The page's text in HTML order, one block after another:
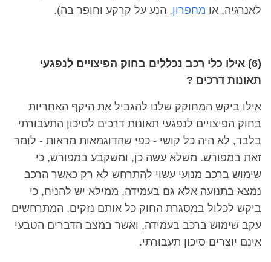
לאנרגיה, או מחפרון, הנע על קרקע וחופר בה).
(6) אילו כלי רכב נכללים בחוק הפיצויים לנפגעי
תאונות דרכים ?
אילו ביקש המחוקק שלנו להגביל את היקף האחריות
בחוק הפיצויים לנפגעי תאונות דרכים לסיכון התעבורתי
בלבד, לא היה כל קושי - כפי שהדוגמאות מראות - לומר
זאת במפורש. משלא עשה כן, ומשקבע במפורש, כי
שימוש ברכב מנועי עשוי להתרחש לא רק כאשר הרכב
נמצא בתנועה אלא גם בעמידה, ממילא יש להניח, כי
ביקש לכלול במסגרת החוק כל אותם נזקים, המתרחשים
עקב שימוש ברכב בעמידה, ואשר במצב הדברים הטבעי
אינם יוצרים סיכון תעבורתי.